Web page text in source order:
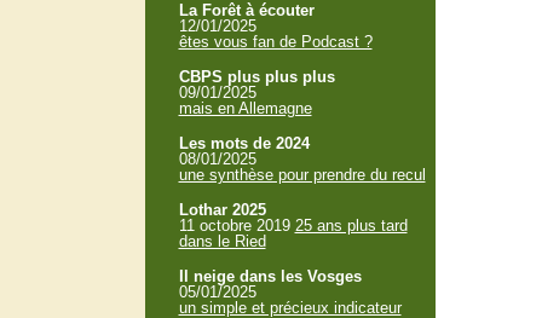
La Forêt à écouter
12/01/2025
êtes vous fan de Podcast ?
CBPS plus plus plus
09/01/2025
mais en Allemagne
Les mots de 2024
08/01/2025
une synthèse pour prendre du recul
Lothar 2025
11 octobre 2019 25 ans plus tard
dans le Ried
Il neige dans les Vosges
05/01/2025
un simple et précieux indicateur